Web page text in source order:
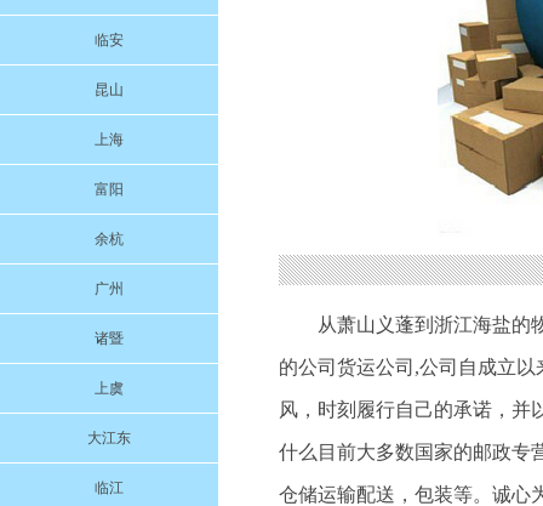
临安
昆山
上海
富阳
余杭
广州
诸暨
上虞
大江东
临江
从萧山义蓬到浙江海盐的
的公司货运公司,公司自成立
风，时刻履行自己的承诺，并
什么目前大多数国家的邮政专
仓储运输配送，包装等。诚心